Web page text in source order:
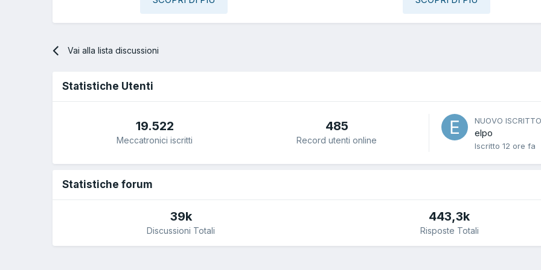
Vai alla lista discussioni
Statistiche Utenti
19.522
Meccatronici iscritti
485
Record utenti online
NUOVO ISCRITTO
elpo
Iscritto 12 ore fa
Statistiche forum
39k
Discussioni Totali
443,3k
Risposte Totali